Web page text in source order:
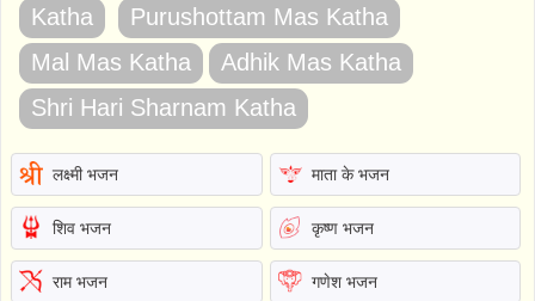
Katha
Purushottam Mas Katha
Mal Mas Katha
Adhik Mas Katha
Shri Hari Sharnam Katha
लक्ष्मी भजन माता के भजन
शिव भजन कृष्ण भजन
राम भजन गणेश भजन